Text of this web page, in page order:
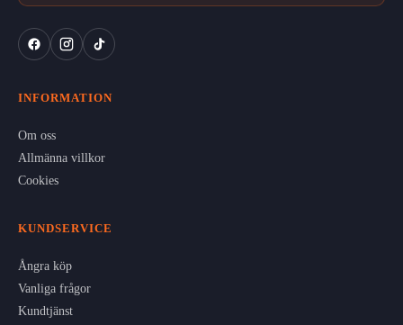
INFORMATION
Om oss
Allmänna villkor
Cookies
KUNDSERVICE
Ångra köp
Vanliga frågor
Kundtjänst